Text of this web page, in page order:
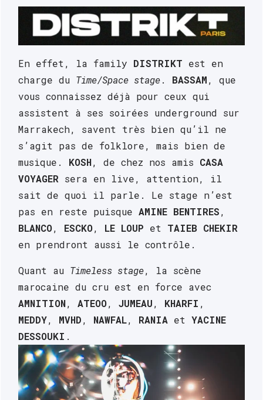
En effet, la family DISTRIKT est en
charge du Time/Space stage. BASSAM, que
vous connaissez déjà pour ceux qui
assistent à ses soirées underground sur
Marrakech, savent très bien qu’il ne
s’agit pas de folklore, mais bien de
musique. KOSH, de chez nos amis CASA
VOYAGER sera en live, attention, il
sait de quoi il parle. Le stage n’est
pas en reste puisque AMINE BENTIRES
BLANCO, ESCKO, LE LOUP et TAIEB CHEKIR
en prendront aussi le contrôle.
Quant au Timeless stage, la scène
AMNITION, ATEOO, JUMEAU, KHARFI
MEDDY, MVHD, NAWFAL, RANIA et YACINE
DESSOUKI .